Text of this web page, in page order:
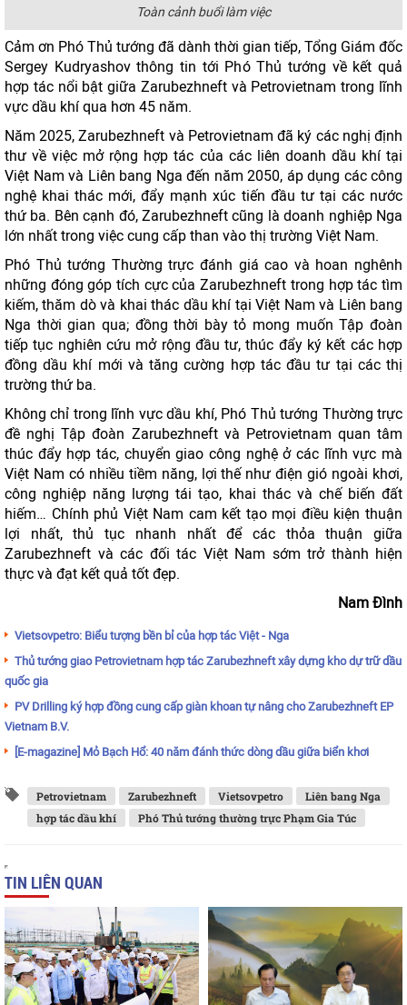
Toàn cảnh buổi làm việc
Cảm ơn Phó Thủ tướng đã dành thời gian tiếp, Tổng Giám đốc
Sergey Kudryashov thông tin tới Phó Thủ tướng về kết quả
hợp tác nổi bật giữa Zarubezhneft và Petrovietnam trong lĩnh
vực dầu khí qua hơn 45 năm.
Năm 2025, Zarubezhneft và Petrovietnam đã ký các nghị định
thư về việc mở rộng hợp tác của các liên doanh dầu khí tại
Việt Nam và Liên bang Nga đến năm 2050, áp dụng các công
nghệ khai thác mới, đẩy mạnh xúc tiến đầu tư tại các nước
thứ ba. Bên cạnh đó, Zarubezhneft cũng là doanh nghiệp Nga
lớn nhất trong việc cung cấp than vào thị trường Việt Nam.
Phó Thủ tướng Thường trực đánh giá cao và hoan nghênh
những đóng góp tích cực của Zarubezhneft trong hợp tác tìm
kiếm, thăm dò và khai thác dầu khí tại Việt Nam và Liên bang
Nga thời gian qua; đồng thời bày tỏ mong muốn Tập đoàn
tiếp tục nghiên cứu mở rộng đầu tư, thúc đẩy ký kết các hợp
đồng dầu khí mới và tăng cường hợp tác đầu tư tại các thị
trường thứ ba.
Không chỉ trong lĩnh vực dầu khí, Phó Thủ tướng Thường trực
đề nghị Tập đoàn Zarubezhneft và Petrovietnam quan tâm
thúc đẩy hợp tác, chuyển giao công nghệ ở các lĩnh vực mà
Việt Nam có nhiều tiềm năng, lợi thế như điện gió ngoài khơi,
công nghiệp năng lượng tái tạo, khai thác và chế biến đất
hiếm… Chính phủ Việt Nam cam kết tạo mọi điều kiện thuận
lợi nhất, thủ tục nhanh nhất để các thỏa thuận giữa
Zarubezhneft và các đối tác Việt Nam sớm trở thành hiện
thực và đạt kết quả tốt đẹp.
Nam Đình
Vietsovpetro: Biểu tượng bền bỉ của hợp tác Việt - Nga
Thủ tướng giao Petrovietnam hợp tác Zarubezhneft xây dựng kho dự trữ dầu
quốc gia
PV Drilling ký hợp đồng cung cấp giàn khoan tự nâng cho Zarubezhneft EP
Vietnam B.V.
[E-magazine] Mỏ Bạch Hổ: 40 năm đánh thức dòng dầu giữa biển khơi
Petrovietnam Zarubezhneft Vietsovpetro
Liên bang Nga
hợp tác dầu khí
Phó Thủ tướng thường trực Phạm Gia Túc
TIN LIÊN QUAN